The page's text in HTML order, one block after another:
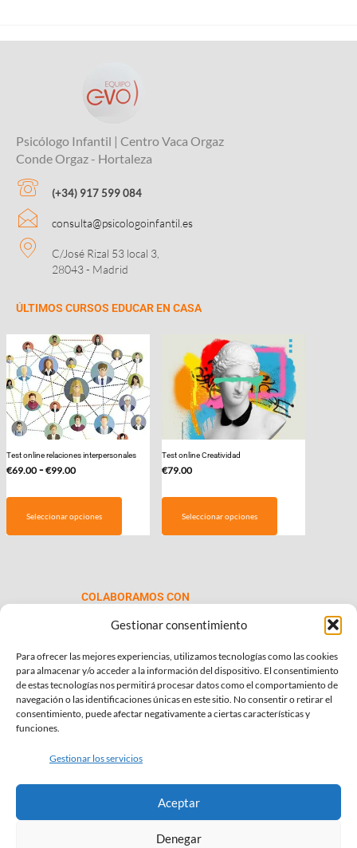
Gestionar consentimiento
Para ofrecer las mejores experiencias, utilizamos tecnologías como las cookies
para almacenar y/o acceder a la información del dispositivo. El consentimiento
de estas tecnologías nos permitirá procesar datos como el comportamiento de
navegación o las identificaciones únicas en este sitio. No consentir o retirar el
consentimiento, puede afectar negativamente a ciertas características y
funciones.
Gestionar los servicios
Aceptar
Denegar
Psicólogo Infantil | Centro Vaca Orgaz
Conde Orgaz - Hortaleza
(+34) 917 599 084
consulta@psicologoinfantil.es
C/José Rizal 53 local 3,
28043 - Madrid
ÚLTIMOS CURSOS EDUCAR EN CASA
Test online relaciones interpersonales
€69.00 - €99.00Rango
desde
Seleccionar opciones
opciones
se
elegir
en
la
página
producto
Test online Creatividad
€79.00
Seleccionar opciones
COLABORAMOS CON
INFORMACIÓN DE INTERÉS
Política de Privacidad
Política de Cookies